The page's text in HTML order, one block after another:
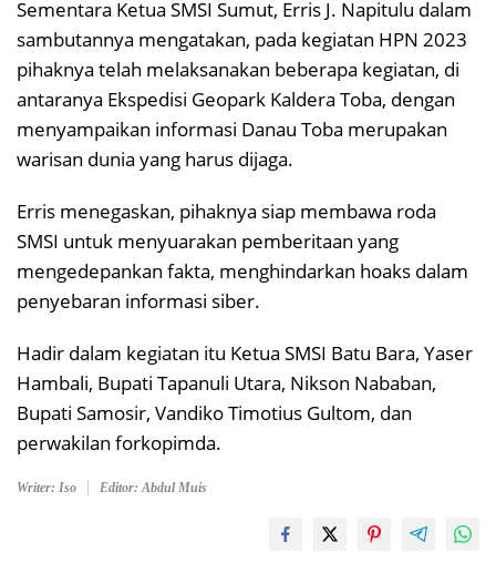
Sementara Ketua SMSI Sumut, Erris J. Napitulu dalam
sambutannya mengatakan, pada kegiatan HPN 2023
pihaknya telah melaksanakan beberapa kegiatan, di
antaranya Ekspedisi Geopark Kaldera Toba, dengan
menyampaikan informasi Danau Toba merupakan
warisan dunia yang harus dijaga.
Erris menegaskan, pihaknya siap membawa roda
SMSI untuk menyuarakan pemberitaan yang
mengedepankan fakta, menghindarkan hoaks dalam
penyebaran informasi siber.
Hadir dalam kegiatan itu Ketua SMSI Batu Bara, Yaser
Hambali, Bupati Tapanuli Utara, Nikson Nababan,
Bupati Samosir, Vandiko Timotius Gultom, dan
perwakilan forkopimda.
Writer: Iso Editor: Abdul Muis